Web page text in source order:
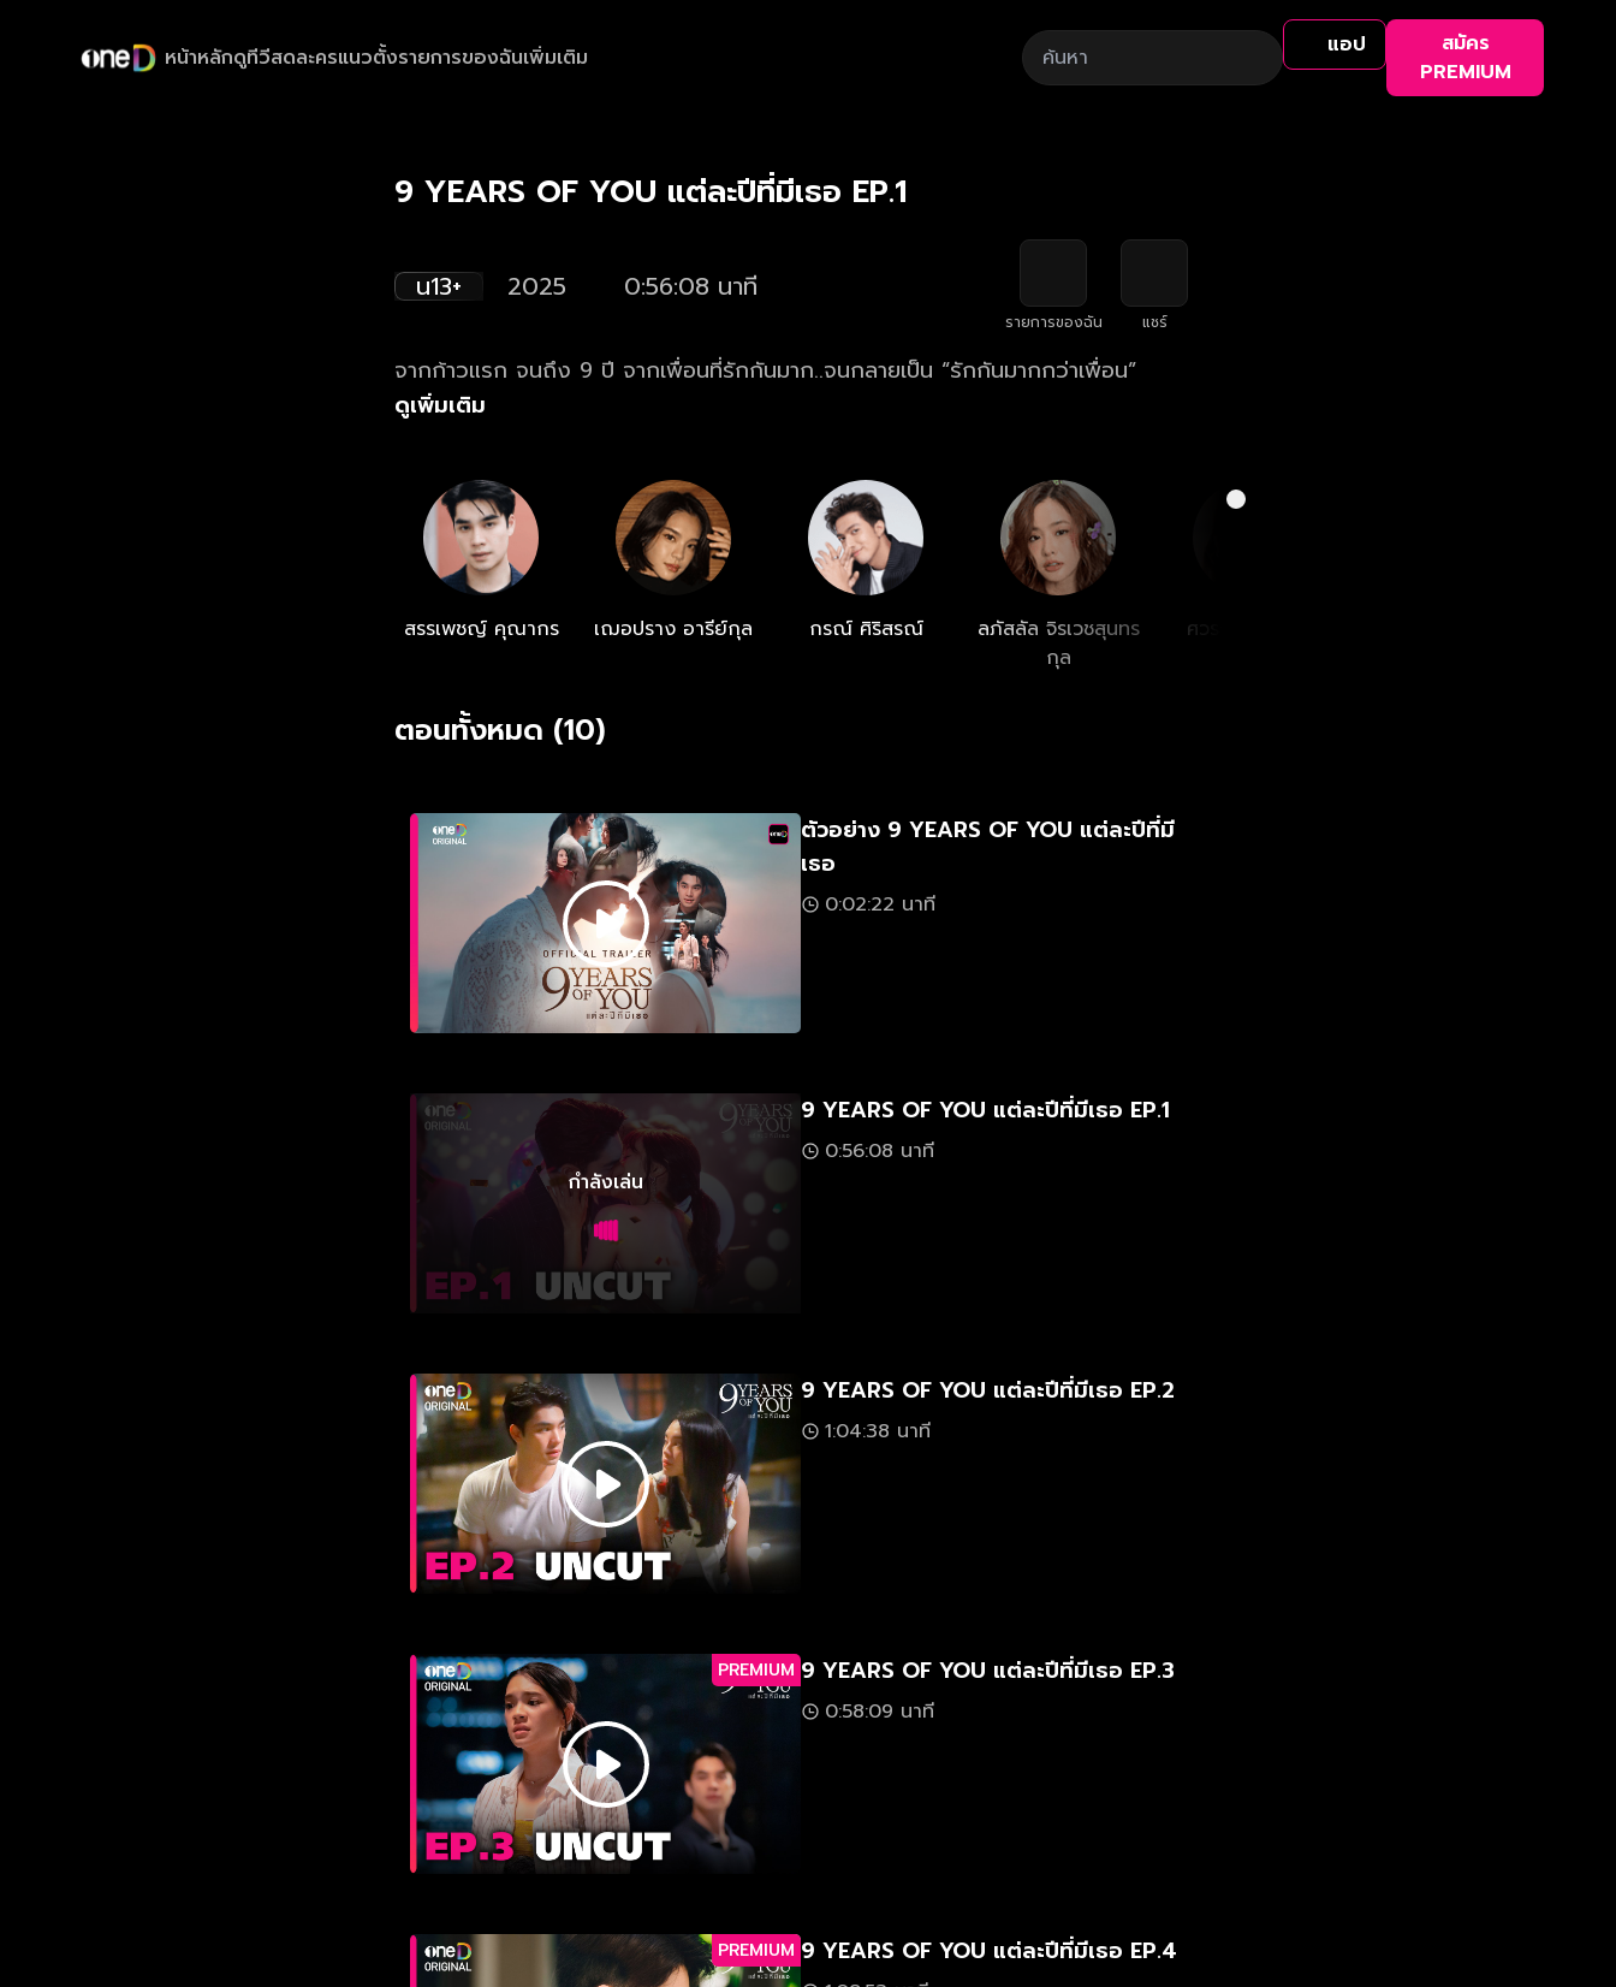
หน้าหลักดูทีวีสดละครแนวตั้งรายการของฉันเพิ่มเติม แอป
สมัคร
PREMIUM
9 YEARS OF YOU แต่ละปีที่มีเธอ EP.1
น13+ 2025 0:56:08 นาที
รายการของฉัน แชร์
จากก้าวแรก จนถึง 9 ปี จากเพื่อนที่รักกันมาก..จนกลายเป็น “รักกันมากกว่าเพื่อน”
ดูเพิ่มเติม
สรรเพชญ์ คุณากร เฌอปราง อารีย์กุล กรณ์ ศิริสรณ์
ลภัสลัล จิรเวชสุนทร
กุล
ศวรรยา ไพศาล
ตอนทั้งหมด (10)
ตัวอย่าง 9 YEARS OF YOU แต่ละปีที่มี
เธอ
0:02:22 นาที
กำลังเล่น
9 YEARS OF YOU แต่ละปีที่มีเธอ EP.1
0:56:08 นาที
9 YEARS OF YOU แต่ละปีที่มีเธอ EP.2
1:04:38 นาที
PREMIUM 9 YEARS OF YOU แต่ละปีที่มีเธอ EP.3
0:58:09 นาที
PREMIUM 9 YEARS OF YOU แต่ละปีที่มีเธอ EP.4